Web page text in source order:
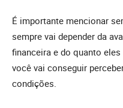
É importante mencionar
sempre vai depender da
financeira e do quanto
você vai conseguir
condições.